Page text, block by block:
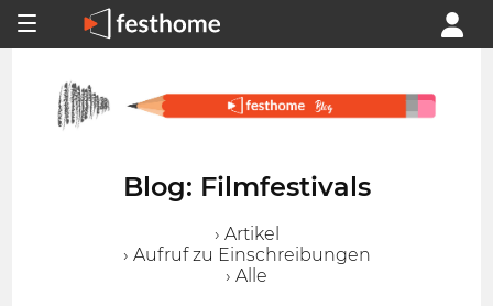
Blog: Filmfestivals
› Artikel
› Aufruf zu Einschreibungen
› Alle